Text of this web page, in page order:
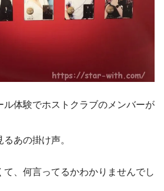
ル体験でホストクラブのメンバーが
あの掛け声。
て、何言ってるかわかりませんでし